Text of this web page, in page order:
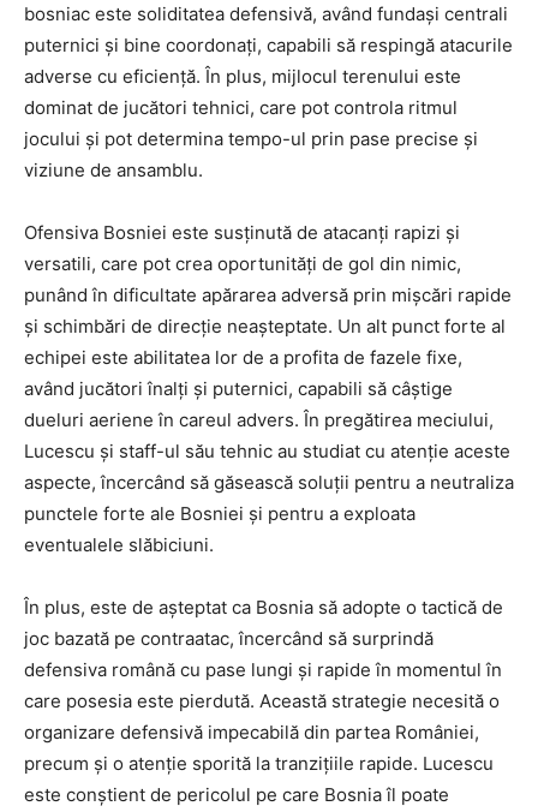
bosniac este soliditatea defensivă, având fundași centrali
puternici și bine coordonați, capabili să respingă atacurile
adverse cu eficiență. În plus, mijlocul terenului este
dominat de jucători tehnici, care pot controla ritmul
jocului și pot determina tempo-ul prin pase precise și
viziune de ansamblu.
Ofensiva Bosniei este susținută de atacanți rapizi și
versatili, care pot crea oportunități de gol din nimic,
punând în dificultate apărarea adversă prin mișcări rapide
și schimbări de direcție neașteptate. Un alt punct forte al
echipei este abilitatea lor de a profita de fazele fixe,
având jucători înalți și puternici, capabili să câștige
dueluri aeriene în careul advers. În pregătirea meciului,
Lucescu și staff-ul său tehnic au studiat cu atenție aceste
aspecte, încercând să găsească soluții pentru a neutraliza
punctele forte ale Bosniei și pentru a exploata
eventualele slăbiciuni.
În plus, este de așteptat ca Bosnia să adopte o tactică de
joc bazată pe contraatac, încercând să surprindă
defensiva română cu pase lungi și rapide în momentul în
care posesia este pierdută. Această strategie necesită o
organizare defensivă impecabilă din partea României,
precum și o atenție sporită la tranzițiile rapide. Lucescu
este conștient de pericolul pe care Bosnia îl poate